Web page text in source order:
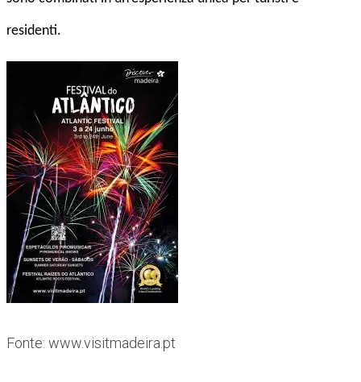
residenti.
Fonte: www.visitmadeira.pt